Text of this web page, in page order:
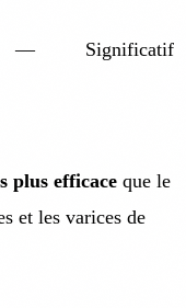
— Significatif
plus efficace que le
et les varices de